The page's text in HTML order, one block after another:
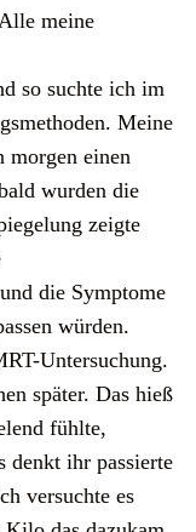
meine
so suchte ich im
Meine
einen
wurden die
zeigte
die Symptome
würden.
Untersuchung.
später. Das hieß
fühlte,
denkt ihr passierte
versuchte es